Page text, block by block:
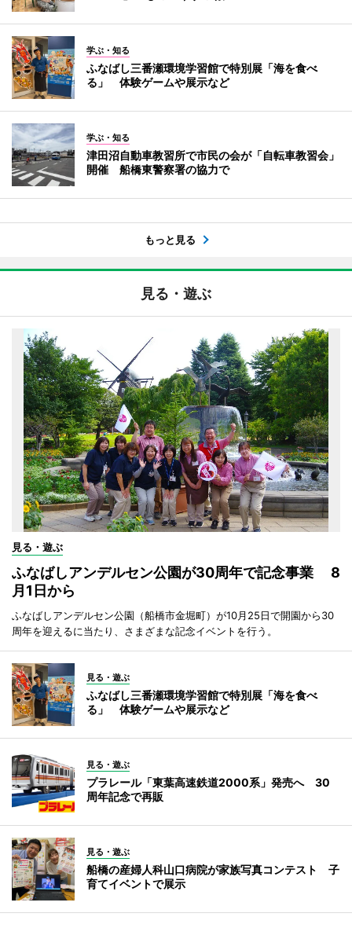
学ぶ・知る
ふなばし三番瀬環境学習館で特別展「海を食べ
る」 体験ゲームや展示など
学ぶ・知る
津田沼自動車教習所で市民の会が「自転車教習会」
開催 船橋東警察署の協力で
もっと見る
見る・遊ぶ
見る・遊ぶ
ふなばしアンデルセン公園が30周年で記念事業 8
月1日から
ふなばしアンデルセン公園（船橋市金堀町）が10月25日で開園から30
周年を迎えるに当たり、さまざまな記念イベントを行う。
見る・遊ぶ
ふなばし三番瀬環境学習館で特別展「海を食べ
る」 体験ゲームや展示など
見る・遊ぶ
プラレール「東葉高速鉄道2000系」発売へ 30
周年記念で再販
見る・遊ぶ
船橋の産婦人科山口病院が家族写真コンテスト 子
育てイベントで展示